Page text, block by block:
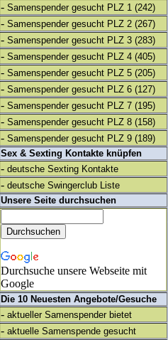
- Samenspender gesucht PLZ 1 (242)
- Samenspender gesucht PLZ 2 (267)
- Samenspender gesucht PLZ 3 (283)
- Samenspender gesucht PLZ 4 (405)
- Samenspender gesucht PLZ 5 (205)
- Samenspender gesucht PLZ 6 (127)
- Samenspender gesucht PLZ 7 (195)
- Samenspender gesucht PLZ 8 (158)
- Samenspender gesucht PLZ 9 (189)
Sex & Sexting Kontakte knüpfen
- deutsche Sexting Kontakte
- deutsche Swingerclub Liste
Unsere Seite durchsuchen
Durchsuche unsere Webseite mit
Google
Die 10 Neuesten Angebote/Gesuche
- aktueller Samenspender bietet
- aktuelle Samenspende gesucht